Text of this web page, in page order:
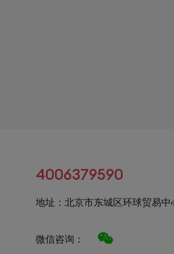
4006379590
地址：北京市东城区环球贸易
微信咨询：